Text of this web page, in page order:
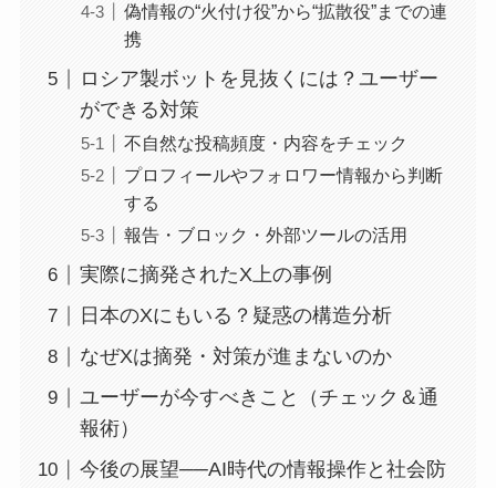
偽情報の“火付け役”から“拡散役”までの連
携
ロシア製ボットを見抜くには？ユーザー
ができる対策
不自然な投稿頻度・内容をチェック
プロフィールやフォロワー情報から判断
する
報告・ブロック・外部ツールの活用
実際に摘発されたX上の事例
日本のXにもいる？疑惑の構造分析
なぜXは摘発・対策が進まないのか
ユーザーが今すべきこと（チェック＆通
報術）
今後の展望──AI時代の情報操作と社会防